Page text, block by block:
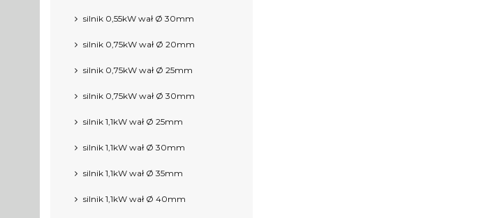
silnik 0,55kW wał Ø 30mm
silnik 0,75kW wał Ø 20mm
silnik 0,75kW wał Ø 25mm
silnik 0,75kW wał Ø 30mm
silnik 1,1kW wał Ø 25mm
silnik 1,1kW wał Ø 30mm
silnik 1,1kW wał Ø 35mm
silnik 1,1kW wał Ø 40mm